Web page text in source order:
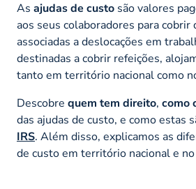
As ajudas de custo são valores
aos seus colaboradores para cobrir
associadas a deslocações em
destinadas a cobrir refeições,
tanto em território nacional como
Descobre quem tem direito, como
das ajudas de custo, e como estas
IRS. Além disso, explicamos as
de custo em território nacional e